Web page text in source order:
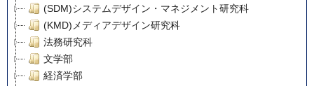
(SDM)システムデザイン・マネジメント研究科
(KMD)メディアデザイン研究科
法務研究科
文学部
経済学部